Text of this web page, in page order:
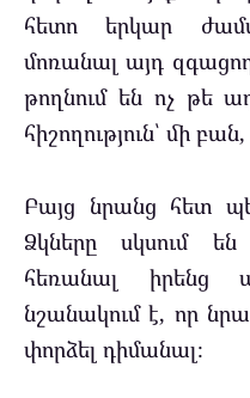
հետո երկար
մոռանալ այդ
թողնում են ոչ թե
հիշողություն՝ մի
Բայց նրանց հետ
Ձկները սկսում
հեռանալ
նշանակում է, որ
փորձել դիմանալ։